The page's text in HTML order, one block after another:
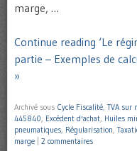
marge, …
Continue reading ‘Le
partie – Exemples de
»
Archivé sous Cycle Fiscalité, TVA sur
445840, Excédent d'achat, Huiles
pneumatiques, Régularisation,
marge
2 commentaires